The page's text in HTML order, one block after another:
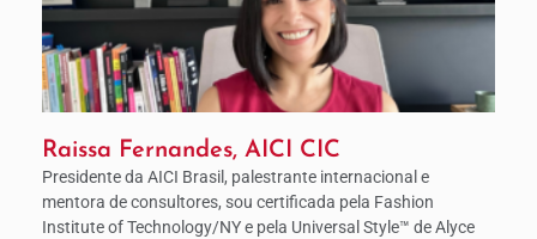
Raissa Fernandes, AICI CIC
Presidente da AICI Brasil, palestrante internacional e
mentora de consultores, sou certificada pela Fashion
Institute of Technology/NY e pela Universal Style™ de Alyce